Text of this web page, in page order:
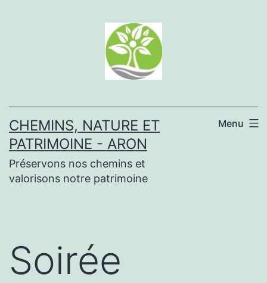
CHEMINS, NATURE ET
PATRIMOINE - ARON
Préservons nos chemins et
valorisons notre patrimoine
Menu
Soirée